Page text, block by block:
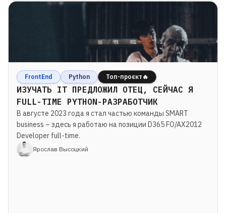
FrontEnd Python Топ-проєкт🔥
ИЗУЧАТЬ ІТ ПРЕДЛОЖИЛ ОТЕЦ, СЕЙЧАС Я
FULL-TIME PYTHON-РАЗРАБОТЧИК
В августе 2023 года я стал частью команды SMART
business – здесь я работаю на позиции D365 FO/AX2012
Developer full-time.
Ярослав Высоцкий